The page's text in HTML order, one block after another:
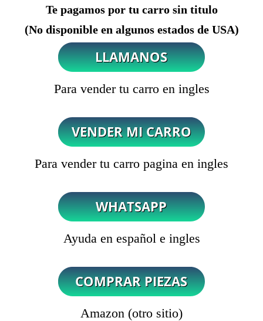
Te pagamos por tu carro sin titulo
(No disponible en algunos estados de USA)
Para vender tu carro en ingles
Para vender tu carro pagina en ingles
Ayuda en español e ingles
Amazon (otro sitio)